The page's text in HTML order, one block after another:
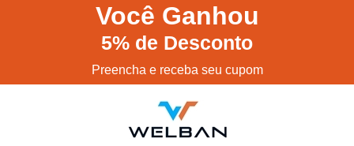
Você Ganhou
5% de Desconto
Preencha e receba seu cupom